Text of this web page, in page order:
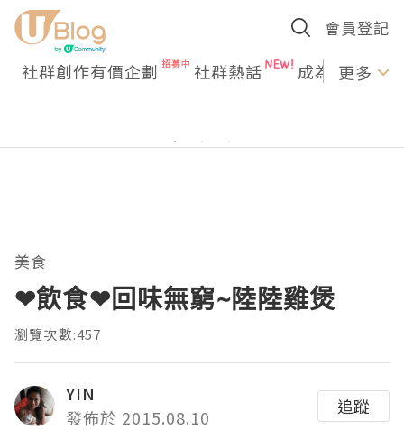
會員登記
社群創作有價企劃 社群熱話 成為U更多
美食
❤飲食❤回味無窮~陸陸雞煲
瀏覽次數:457
YIN
發佈於 2015.08.10
追蹤